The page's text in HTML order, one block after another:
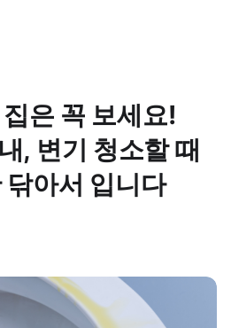
은 꼭 보세요!
, 변기 청소할 때
닦아서 입니다